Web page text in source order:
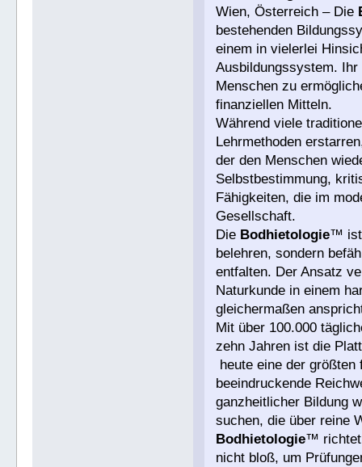
Wien, Österreich – Die
bestehenden
einem in vielerlei
Ausbildungssystem.
Menschen zu
finanziellen Mitteln.
Während viele
Lehrmethoden
der den Menschen
Selbstbestimmung,
Fähigkeiten, die im
Gesellschaft.
Die Bodhietologie™ ist
belehren, sondern
entfalten. Der Ansatz
Naturkunde in einem
gleichermaßen
Mit über 100.000
zehn Jahren ist die
heute eine der
beeindruckende
ganzheitlicher Bildung
suchen, die über reine
Bodhietologie™ richtet
nicht bloß, um